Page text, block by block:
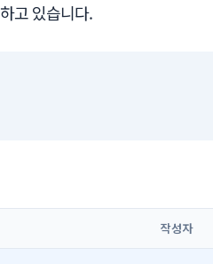
하고 있습니다.
작성자